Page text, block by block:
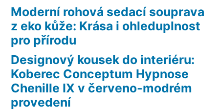
Moderní rohová sedací souprava
z eko kůže: Krása i ohleduplnost
pro přírodu
Designový kousek do interiéru:
Koberec Conceptum Hypnose
Chenille IX v červeno-modrém
provedení